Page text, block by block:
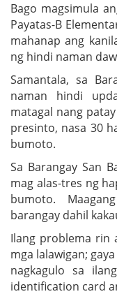
Bago magsimula
Payatas-B
mahanap ang
ng hindi naman
Samantala, sa
naman hindi
matagal nang
presinto, nasa 30
bumoto.
Sa Barangay San
mag alas-tres ng
bumoto.
barangay dahil
Ilang problema rin
mga lalawigan;
nagkagulo sa
identification card